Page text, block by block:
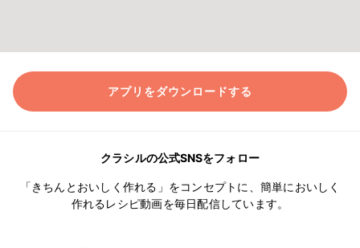
アプリをダウンロードする
クラシルの公式SNSをフォロー
「きちんとおいしく作れる」をコンセプトに、簡単においしく
作れるレシピ動画を毎日配信しています。